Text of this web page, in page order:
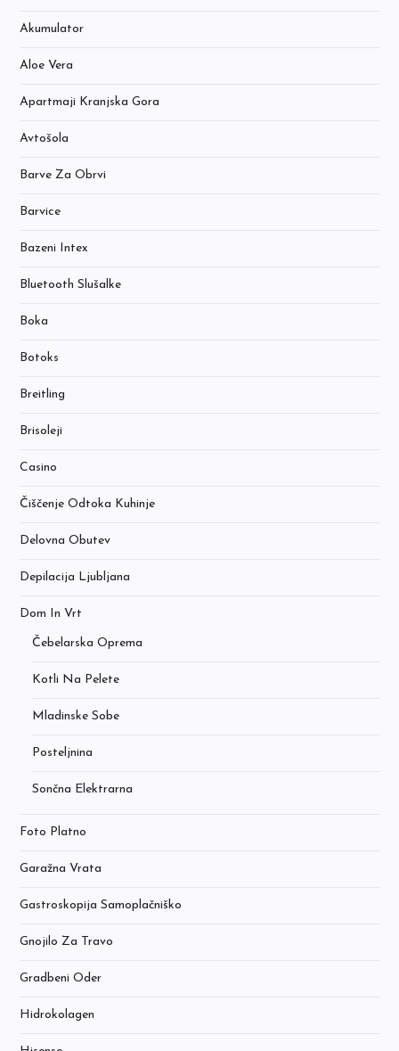
Akumulator
Aloe Vera
Apartmaji Kranjska Gora
Avtošola
Barve Za Obrvi
Barvice
Bazeni Intex
Bluetooth Slušalke
Boka
Botoks
Breitling
Brisoleji
Casino
Čiščenje Odtoka Kuhinje
Delovna Obutev
Depilacija Ljubljana
Dom In Vrt
Čebelarska Oprema
Kotli Na Pelete
Mladinske Sobe
Posteljnina
Sončna Elektrarna
Foto Platno
Garažna Vrata
Gastroskopija Samoplačniško
Gnojilo Za Travo
Gradbeni Oder
Hidrokolagen